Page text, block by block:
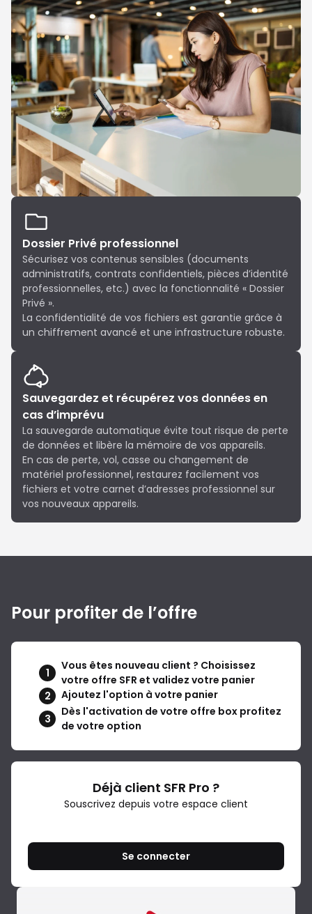
Dossier Privé professionnel
Sécurisez vos contenus sensibles (documents
administratifs, contrats confidentiels, pièces d’identité
professionnelles, etc.) avec la fonctionnalité « Dossier
Privé ».
La confidentialité de vos fichiers est garantie grâce à
un chiffrement avancé et une infrastructure robuste.
Sauvegardez et récupérez vos données en
cas d’imprévu
La sauvegarde automatique évite tout risque de perte
de données et libère la mémoire de vos appareils.
En cas de perte, vol, casse ou changement de
matériel professionnel, restaurez facilement vos
fichiers et votre carnet d’adresses professionnel sur
vos nouveaux appareils.
Pour profiter de l’offre
1
Vous êtes nouveau client ? Choisissez
votre offre SFR et validez votre panier
2
Ajoutez l'option à votre panier
3
Dès l'activation de votre offre box profitez
de votre option
Déjà client SFR Pro ?
Souscrivez depuis votre espace client
Se connecter